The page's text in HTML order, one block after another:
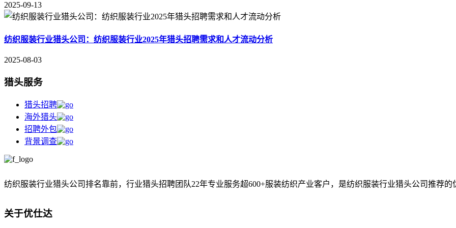
2025-09-13
纺织服装行业猎头公司：纺织服装行业2025年猎头招聘需求和人才流动分析
2025-08-03
猎头服务
猎头招聘
海外猎头
招聘外包
背景调查
纺织服装行业猎头公司排名靠前， 行业猎头招聘团队22年专业服务超600+服装纺织产业客户，是纺织服装行业猎头公司推荐的
关于优仕达